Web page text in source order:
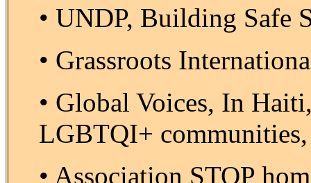
• UNDP, Building Safe
• Grassroots
• Global Voices, In
LGBTQI+
• Association STOP